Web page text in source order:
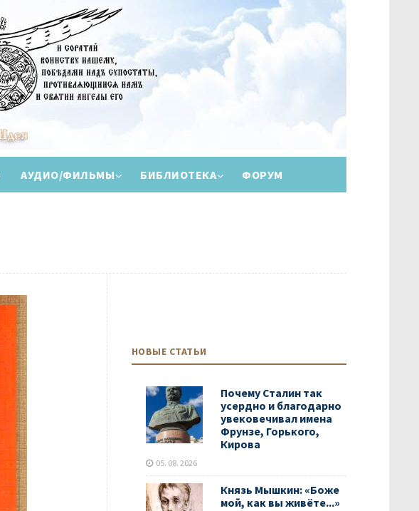
АУДИО/ФИЛЬМЫ БИБЛИОТЕКА ФОРУМ
НОВЫЕ СТАТЬИ
Почему Сталин так
усердно и благодарно
увековечивал имена
Фрунзе, Горького,
Кирова
05. 08. 2026
Князь Мышкин: «Боже
мой, как вы живёте...»